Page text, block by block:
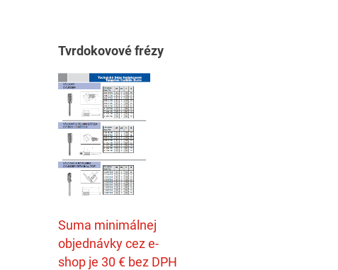
Tvrdokovové frézy
Suma minimálnej
objednávky cez e-
shop je 30 € bez DPH